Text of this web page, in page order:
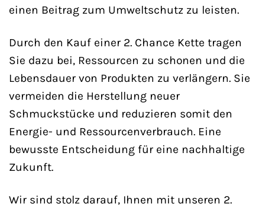
einen Beitrag zum Umweltschutz zu leisten.
Durch den Kauf einer 2. Chance Kette tragen
Sie dazu bei, Ressourcen zu schonen und die
Lebensdauer von Produkten zu verlängern. Sie
vermeiden die Herstellung neuer
Schmuckstücke und reduzieren somit den
Energie- und Ressourcenverbrauch. Eine
bewusste Entscheidung für eine nachhaltige
Zukunft.
Wir sind stolz darauf, Ihnen mit unseren 2.